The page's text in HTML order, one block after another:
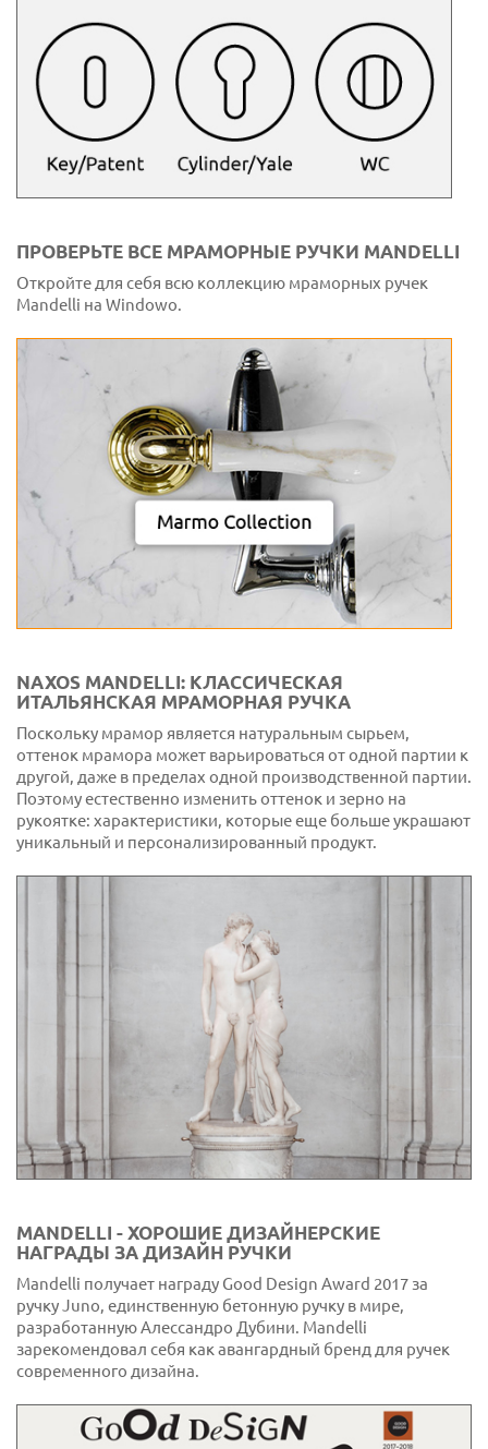
ПРОВЕРЬТЕ ВСЕ МРАМОРНЫЕ РУЧКИ MANDELLI
Откройте для себя всю коллекцию мраморных ручек
Mandelli на Windowo.
NAXOS MANDELLI: КЛАССИЧЕСКАЯ
ИТАЛЬЯНСКАЯ МРАМОРНАЯ РУЧКА
Поскольку мрамор является натуральным сырьем,
оттенок мрамора может варьироваться от одной партии к
другой, даже в пределах одной производственной партии.
Поэтому естественно изменить оттенок и зерно на
рукоятке: характеристики, которые еще больше украшают
уникальный и персонализированный продукт.
MANDELLI - ХОРОШИЕ ДИЗАЙНЕРСКИЕ
НАГРАДЫ ЗА ДИЗАЙН РУЧКИ
Mandelli получает награду Good Design Award 2017 за
ручку Juno, единственную бетонную ручку в мире,
разработанную Алессандро Дубини. Mandelli
зарекомендовал себя как авангардный бренд для ручек
современного дизайна.